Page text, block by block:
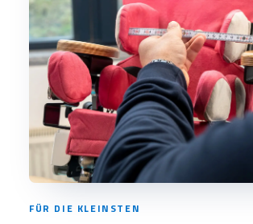
FÜR DIE KLEINSTEN